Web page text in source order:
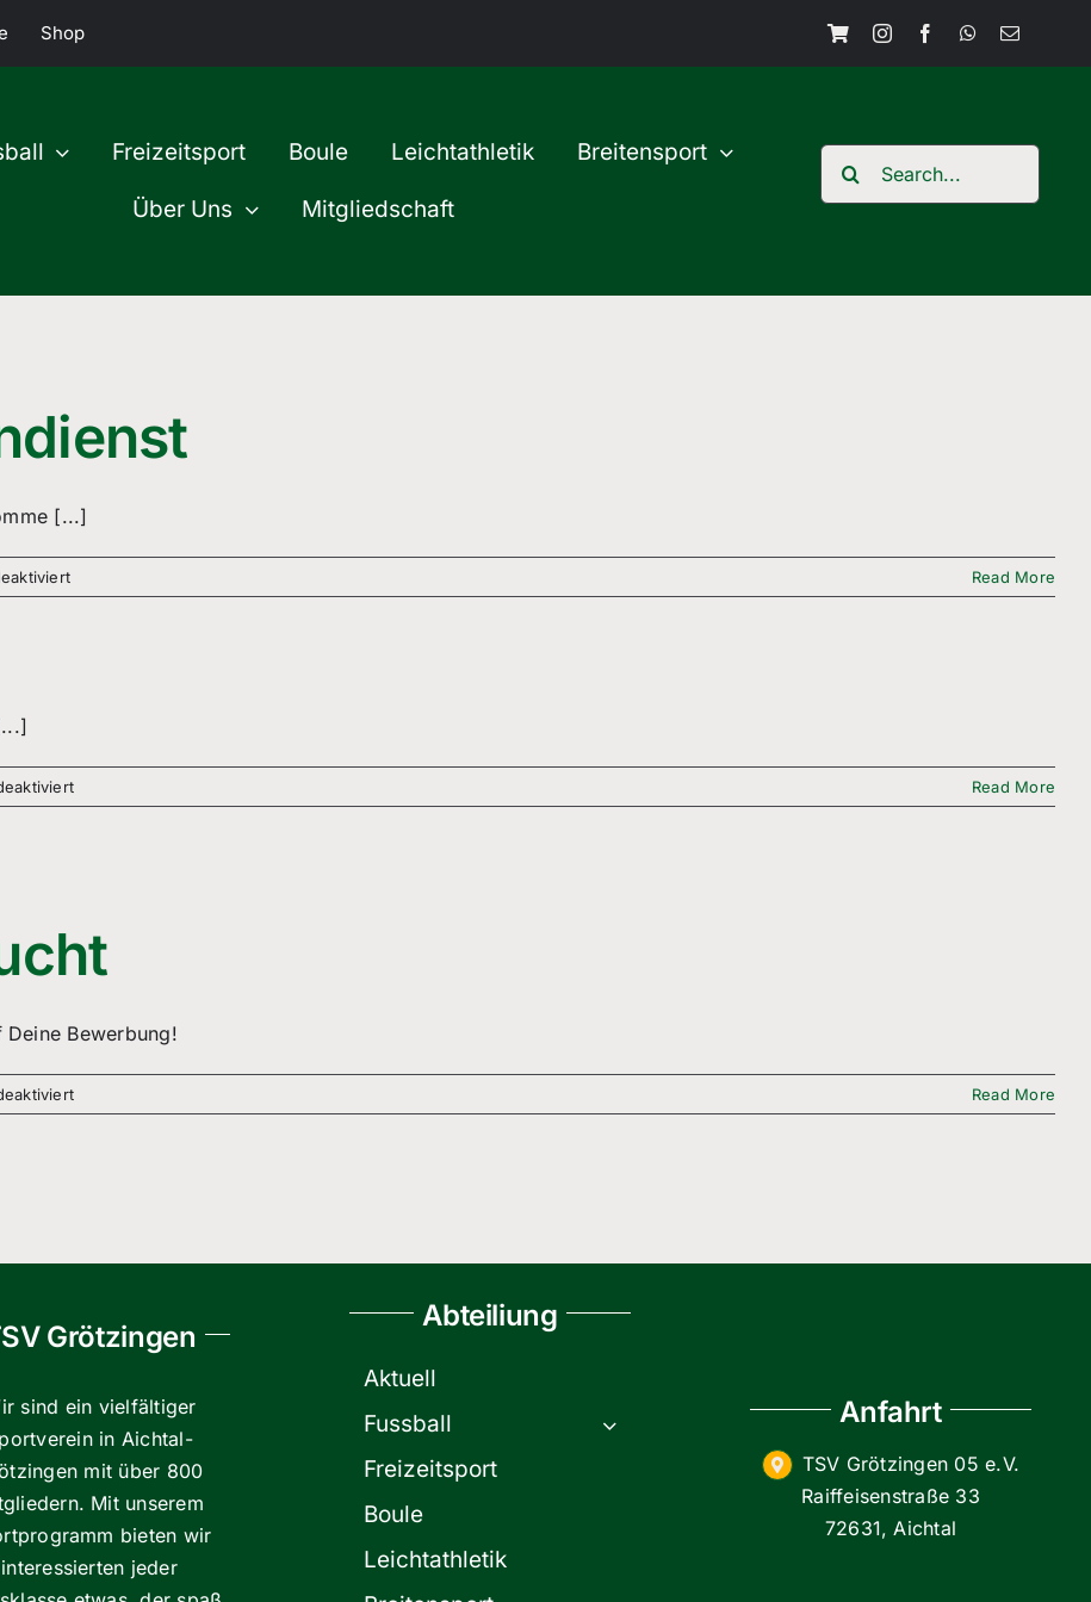
Shop
Freizeitsport Boule Leichtathletik Breitensport
Über Uns Mitgliedschaft
Search
[...]
für
Bundesfreiwilligendienst
Read More
für Read More
Bewerbung!
für
BFD’ler
Read More
Grötzingen
sind ein vielfältiger
in Aichtal-
mit über 800
Mit unserem
bieten wir
interessierten jeder
Abteiliung
Aktuell
Fussball
Freizeitsport
Boule
Leichtathletik
Anfahrt
TSV Grötzingen 05 e.V.
Raiffeisenstraße 33
72631, Aichtal